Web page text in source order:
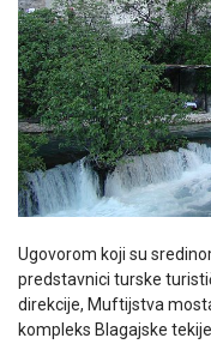
Ugovorom koji su
predstavnici turske
direkcije, Muftijstva
kompleks Blagajske